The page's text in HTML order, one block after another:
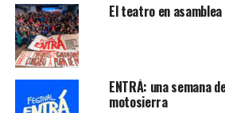
El teatro en
ENTRÁ: una semana
motosierra